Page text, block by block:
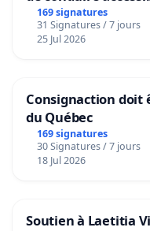
Bruxelles
169 signatures
31 Signatures / 7 jours
25 Jul 2026
Consignaction doit
du Québec
169 signatures
30 Signatures / 7 jours
18 Jul 2026
Soutien à Laetitia